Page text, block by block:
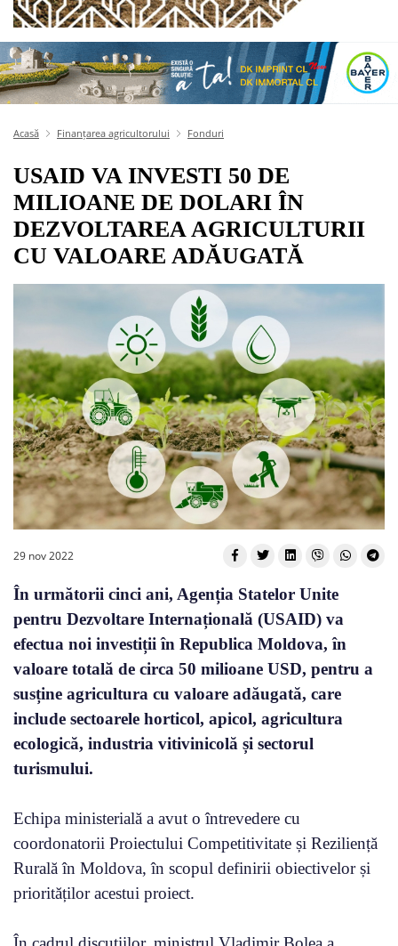
Acasă Finanțarea agricultorului Fonduri
USAID VA INVESTI 50 DE
MILIOANE DE DOLARI ÎN
DEZVOLTAREA AGRICULTURII
CU VALOARE ADĂUGATĂ
29 nov 2022
În următorii cinci ani, Agenția Statelor Unite
pentru Dezvoltare Internațională (USAID) va
efectua noi investiții în Republica Moldova, în
valoare totală de circa 50 milioane USD, pentru a
susține agricultura cu valoare adăugată, care
include sectoarele horticol, apicol, agricultura
ecologică, industria vitivinicolă și sectorul
turismului.
Echipa ministerială a avut o întrevedere cu
coordonatorii Proiectului Competitivitate și Reziliență
Rurală în Moldova, în scopul definirii obiectivelor și
priorităților acestui proiect.